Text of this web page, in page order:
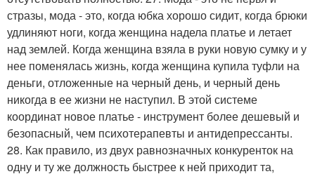
стразы, мода - это, когда юбка хорошо сидит, когда брюки
удлиняют ноги, когда женщина надела платье и летает
над землей. Когда женщина взяла в руки новую сумку и у
нее поменялась жизнь, когда женщина купила туфли на
деньги, отложенные на черный день, и черный день
никогда в ее жизни не наступил. В этой системе
координат новое платье - инструмент более дешевый и
безопасный, чем психотерапевты и антидепрессанты.
28. Как правило, из двух равнозначных конкуренток на
одну и ту же должность быстрее к ней приходит та,